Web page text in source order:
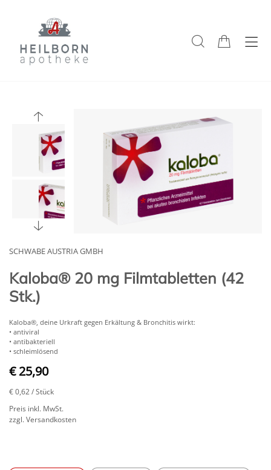
SCHWABE AUSTRIA GMBH
Kaloba® 20 mg Filmtabletten (42
Stk.)
Kaloba®, deine Urkraft gegen Erkältung & Bronchitis wirkt:
• antiviral
• antibakteriell
• schleimlösend
€ 25,90
€ 0,62/ Stück
Preis inkl. MwSt.
zzgl. Versandkosten